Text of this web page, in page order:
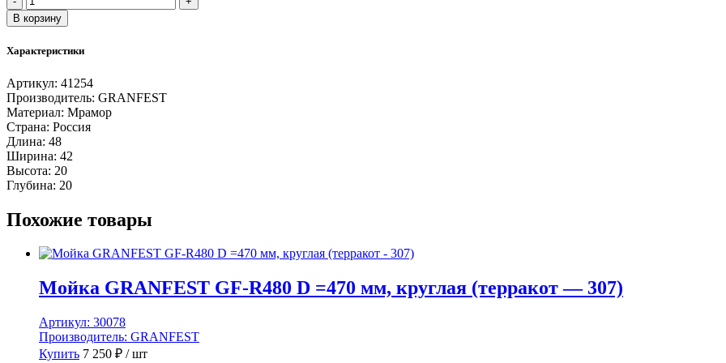
товара
Мойка
-
(ECO)
-
17
СТАНДАРТ
1
чаша
420*480
мм
(без
В корзину
Характеристики
Артикул: 41254
Производитель: GRANFEST
Материал: Мрамор
Страна: Россия
Длина: 48
Ширина: 42
Высота: 20
Глубина: 20
Похожие товары
Мойка GRANFEST GF-R480 D =470 мм, круглая (терракот — 307)
Артикул: 30078
Производитель: GRANFEST
Купить 7 250 ₽ / шт